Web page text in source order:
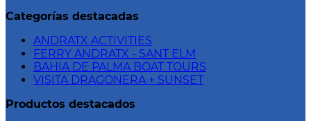
Categorías destacadas
ANDRATX ACTIVITIES
FERRY ANDRATX - SANT ELM
BAHIA DE PALMA BOAT TOURS
VISITA DRAGONERA + SUNSET
Productos destacados